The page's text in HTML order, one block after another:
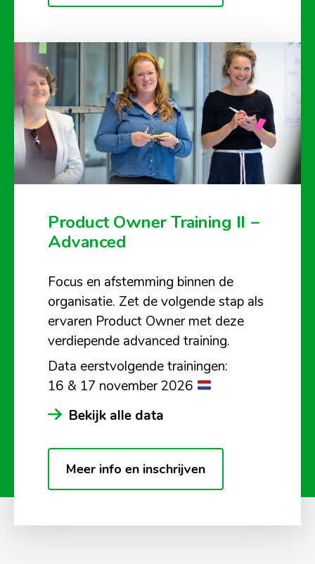
Product Owner Training II –
Advanced
Focus en afstemming binnen de
organisatie. Zet de volgende stap als
ervaren Product Owner met deze
verdiepende advanced training.
Data eerstvolgende trainingen:
16 & 17 november 2026
Bekijk alle data
Meer info en inschrijven